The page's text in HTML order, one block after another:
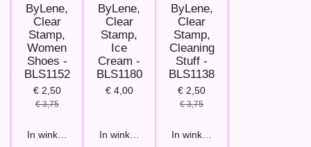
ByLene,
Clear
Stamp,
Women
Shoes -
BLS1152
€ 2,50
€ 3,75
In winkelwagen
ByLene,
Clear
Stamp,
Ice
Cream -
BLS1180
€ 4,00
In winkelwagen
ByLene,
Clear
Stamp,
Cleaning
Stuff -
BLS1138
€ 2,50
€ 3,75
In winkelwagen